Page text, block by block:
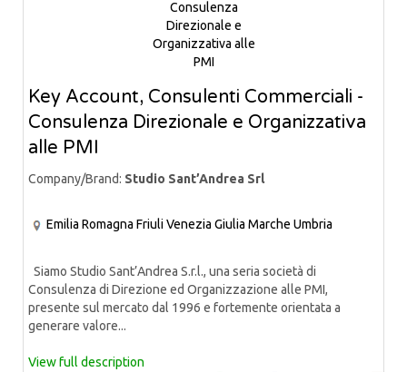
Key Account, Consulenti Commerciali -
Consulenza Direzionale e Organizzativa
alle PMI
Company/Brand: Studio Sant’Andrea Srl
Emilia Romagna Friuli Venezia Giulia Marche Umbria
Siamo Studio Sant’Andrea S.r.l., una seria società di
Consulenza di Direzione ed Organizzazione alle PMI,
presente sul mercato dal 1996 e fortemente orientata a
generare valore...
View full description